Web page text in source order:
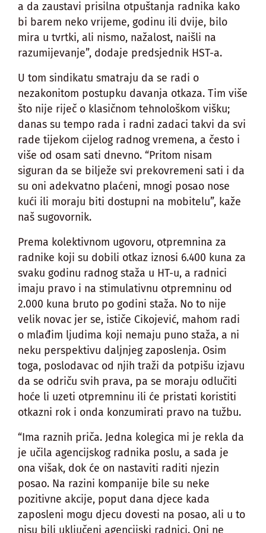
a da zaustavi prisilna otpuštanja radnika kako
bi barem neko vrijeme, godinu ili dvije, bilo
mira u tvrtki, ali nismo, nažalost, naišli na
razumijevanje”, dodaje predsjednik HST-a.
U tom sindikatu smatraju da se radi o
nezakonitom postupku davanja otkaza. Tim više
što nije riječ o klasičnom tehnološkom višku;
danas su tempo rada i radni zadaci takvi da svi
rade tijekom cijelog radnog vremena, a često i
više od osam sati dnevno. “Pritom nisam
siguran da se bilježe svi prekovremeni sati i da
su oni adekvatno plaćeni, mnogi posao nose
kući ili moraju biti dostupni na mobitelu”, kaže
naš sugovornik.
Prema kolektivnom ugovoru, otpremnina za
radnike koji su dobili otkaz iznosi 6.400 kuna za
svaku godinu radnog staža u HT-u, a radnici
imaju pravo i na stimulativnu otpremninu od
2.000 kuna bruto po godini staža. No to nije
velik novac jer se, ističe Cikojević, mahom radi
o mlađim ljudima koji nemaju puno staža, a ni
neku perspektivu daljnjeg zaposlenja. Osim
toga, poslodavac od njih traži da potpišu izjavu
da se odriču svih prava, pa se moraju odlučiti
hoće li uzeti otpremninu ili će pristati koristiti
otkazni rok i onda konzumirati pravo na tužbu.
“Ima raznih priča. Jedna kolegica mi je rekla da
je učila agencijskog radnika poslu, a sada je
ona višak, dok će on nastaviti raditi njezin
posao. Na razini kompanije bile su neke
pozitivne akcije, poput dana djece kada
zaposleni mogu djecu dovesti na posao, ali u to
nisu bili uključeni agencijski radnici. Oni ne